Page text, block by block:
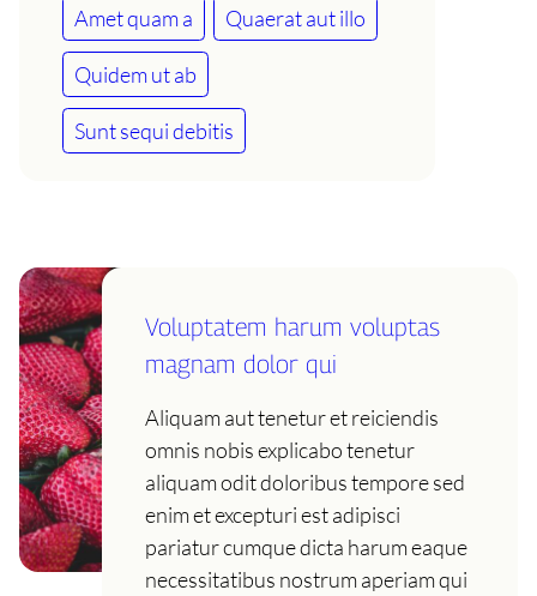
Amet quam a Quaerat aut illo
Quidem ut ab
Sunt sequi debitis
Voluptatem harum voluptas
magnam dolor qui
Aliquam aut tenetur et reiciendis
omnis nobis explicabo tenetur
aliquam odit doloribus tempore sed
enim et excepturi est adipisci
pariatur cumque dicta harum eaque
necessitatibus nostrum aperiam qui